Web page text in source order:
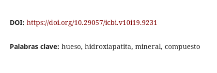
DOI: https://doi.org/10.29057/icbi.v10i19.9231
Palabras clave: hueso, hidroxiapatita, mineral, compuesto